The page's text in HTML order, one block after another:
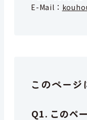
E-Mail：
このページ